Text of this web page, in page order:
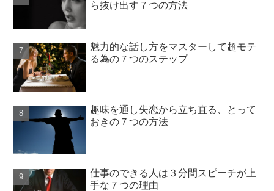
ら抜け出す７つの方法
魅力的な話し方をマスターして超モテ
る為の７つのステップ
趣味を通し失恋から立ち直る、とって
おきの７つの方法
仕事のできる人は３分間スピーチが上
手な７つの理由